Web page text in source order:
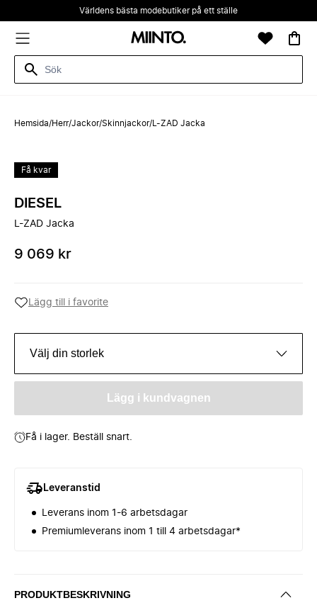
Världens bästa modebutiker på ett ställe
Hemsida/Herr/Jackor/Skinnjackor/ L-ZAD Jacka
Få kvar
DIESEL
L-ZAD Jacka
9 069 kr
Lägg till i favorite
Välj din storlek
Lägg i kundvagnen
Få i lager. Beställ snart.
Leveranstid
Leverans inom 1-6 arbetsdagar
Premiumleverans inom 1 till 4 arbetsdagar*
PRODUKTBESKRIVNING